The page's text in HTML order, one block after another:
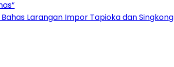
Larangan Impor Tapioka dan Singkong